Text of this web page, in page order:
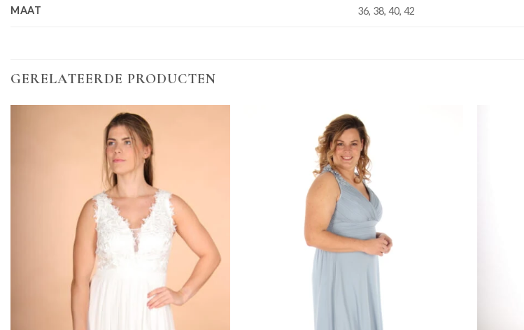
MAAT 36, 38, 40, 42
GERELATEERDE PRODUCTEN